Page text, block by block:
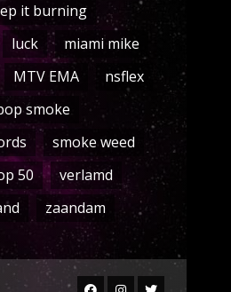
it burning
luck
miami mike
MTV EMA
nsflex
smoke
smoke weed
50
verlamd
zaandam
Facebook
Instagram
Twitter